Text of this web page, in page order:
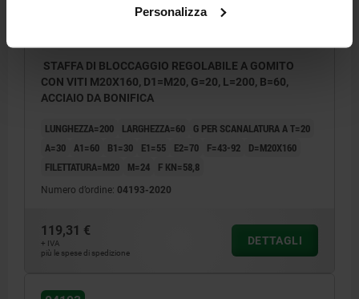
Personalizza
STAFFA DI BLOCCAGGIO REGOLABILE A GOMITO
CON VITI M20X160, D1=M20, G=20, L=200, B=60,
ACCIAIO DA BONIFICA
LUNGHEZZA=200 LARGHEZZA=60
G PER SCANALATURA A T=20
A=30 A1=60 B1=30 E1=55 E2=70 F=43-92
D=M20X160
FILETTATURA=M20
M=24 F KN=58,8
Numero d’ordine: 04193-2020
119,31 €
+ IVA
più le spese di spedizione
DETTAGLI